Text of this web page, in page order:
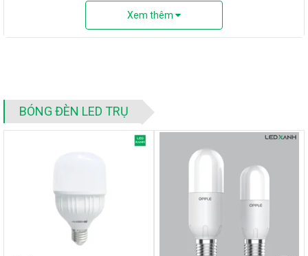
liệu
Nhôm nhựa
Tuổi
thọ
20.000h
2. Đánh giá chi tiết đèn LED Bulb trụ nhôm
nhựa 20W - 50W Rạng Đông
Xem thêm
BÓNG ĐÈN LED TRỤ